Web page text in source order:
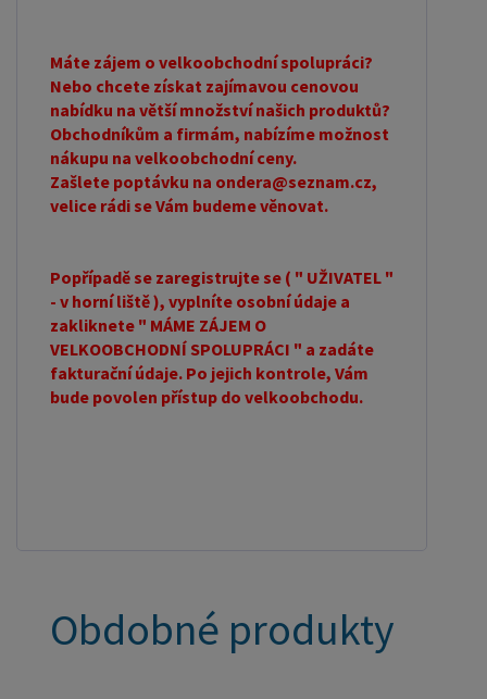
Máte zájem o velkoobchodní spolupráci?
Nebo chcete získat zajímavou cenovou
nabídku na větší množství našich produktů?
Obchodníkům a firmám, nabízíme možnost
nákupu na velkoobchodní ceny.
Zašlete poptávku na ondera@seznam.cz,
velice rádi se Vám budeme věnovat.
Popřípadě se zaregistrujte se ( " UŽIVATEL "
- v horní liště ), vyplníte osobní údaje a
zakliknete " MÁME ZÁJEM O
VELKOOBCHODNÍ SPOLUPRÁCI " a zadáte
fakturační údaje. Po jejich kontrole, Vám
bude povolen přístup do velkoobchodu.
Obdobné produkty